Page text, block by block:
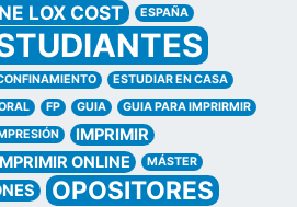
LOX COST ESPAÑA
ESTUDIAR EN CASA
FP GUIA
GUIA PARA IMPRIRMIR
IMPRIMIR
ONLINE MÁSTER
OPOSITORES